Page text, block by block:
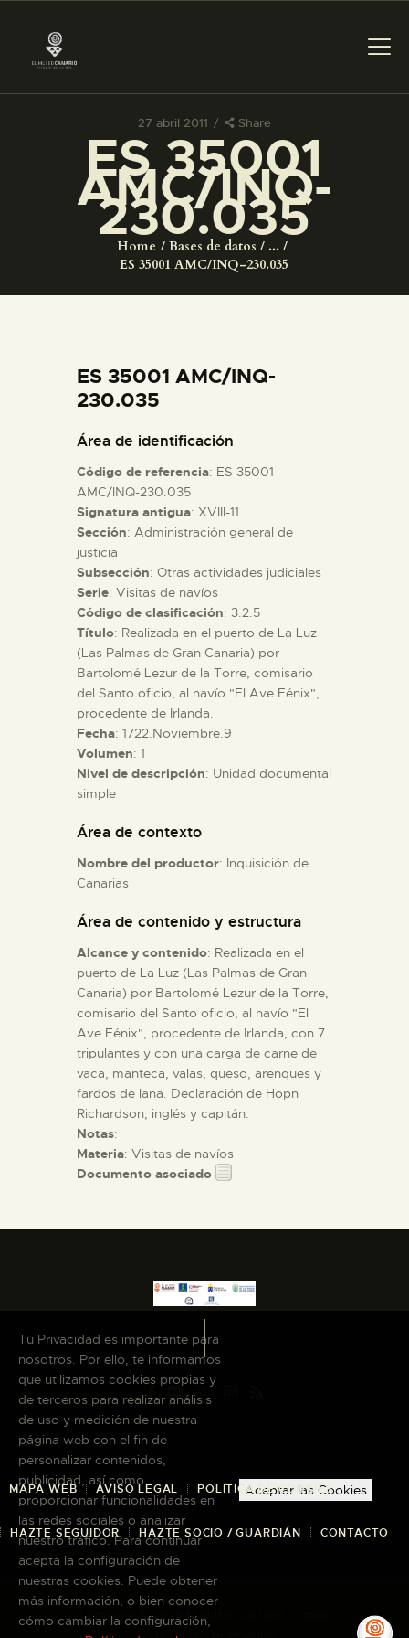
27 abril 2011 Share
ES 35001
AMC/INQ-
230.035
Home Bases de datos
...
ES 35001 AMC/INQ-230.035
PREPARAR LA VISITA
ACTIVIDADES
COLECCIONES
ESPAÑOL
PREPARAR LA VISITA
ACTIVIDADES
█
EL MUSEO
COLECCIONES
ESPAÑOL
ES 35001 AMC/INQ-
230.035
Área de identificación
Código de referencia: ES 35001
AMC/INQ-230.035
Signatura antigua: XVIII-11
Sección: Administración general de
justicia
Subsección: Otras actividades judiciales
Serie: Visitas de navíos
Código de clasificación: 3.2.5
Título: Realizada en el puerto de La Luz
(Las Palmas de Gran Canaria) por
Bartolomé Lezur de la Torre, comisario
del Santo oficio, al navío "El Ave Fénix",
procedente de Irlanda.
Fecha: 1722.Noviembre.9
Volumen: 1
Nivel de descripción: Unidad documental
simple
Área de contexto
Nombre del productor: Inquisición de
Canarias
Área de contenido y estructura
Alcance y contenido: Realizada en el
puerto de La Luz (Las Palmas de Gran
Canaria) por Bartolomé Lezur de la Torre,
comisario del Santo oficio, al navío "El
Ave Fénix", procedente de Irlanda, con 7
tripulantes y con una carga de carne de
vaca, manteca, valas, queso, arenques y
fardos de lana. Declaración de Hopn
Richardson, inglés y capitán.
Notas:
Materia: Visitas de navíos
Documento asociado
MAPA WEB AVISO LEGAL POLÍTICA DE COOKIES
HAZTE SEGUIDOR HAZTE SOCIO / GUARDIÁN CONTACTO
Copyright © 2026 El Museo Canario · Todos
los derechos reservados
Tu Privacidad es importante para
nosotros. Por ello, te informamos
que utilizamos cookies propias y
de terceros para realizar análisis
de uso y medición de nuestra
página web con el fin de
personalizar contenidos,
publicidad, así como
proporcionar funcionalidades en
las redes sociales o analizar
nuestro tráfico. Para continuar
acepta la configuración de
nuestras cookies. Puede obtener
más información, o bien conocer
cómo cambiar la configuración,
Aceptar las Cookies